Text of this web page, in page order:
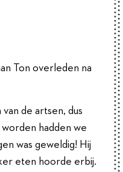
Ton overleden na
van de artsen, dus
hadden we
was geweldig! Hij
eten hoorde erbij.